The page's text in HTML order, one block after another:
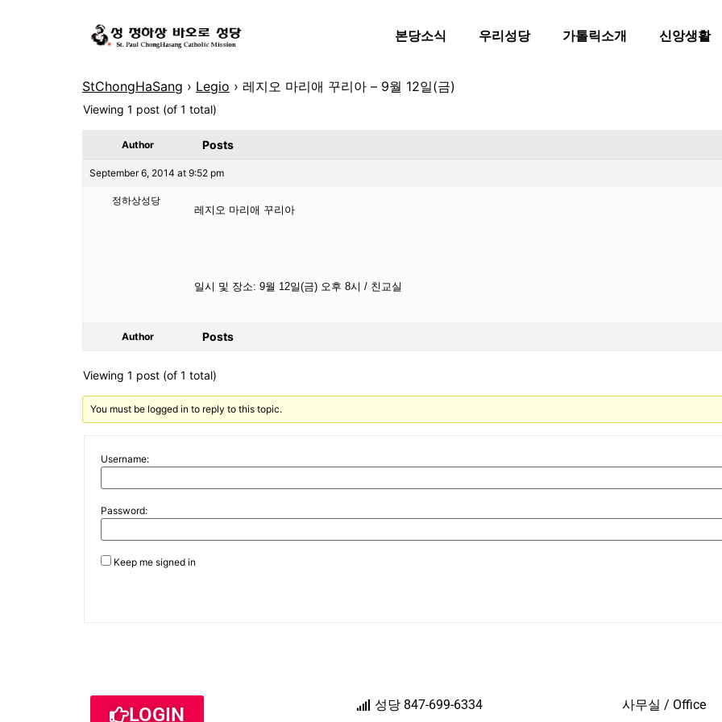
본당소식 우리성당 가톨릭소개 신앙생활
StChongHaSang › Legio › 레지오 마리애 꾸리아 – 9월 12일(금)
Viewing 1 post (of 1 total)
Author Posts
September 6, 2014 at 9:52 pm
정하상성당
레지오 마리애 꾸리아
일시 및 장소: 9월 12일(금) 오후 8시 / 친교실
Author Posts
Viewing 1 post (of 1 total)
You must be logged in to reply to this topic.
Username:
Password:
Keep me signed in
LOGIN
성당 847-699-6334
사무실 / Office